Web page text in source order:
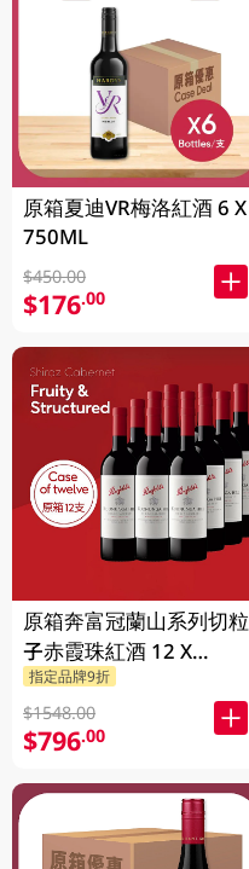
原箱夏迪VR梅洛紅酒 6 X
750ML
$450.00
$176.00
原箱奔富冠蘭山系列切粒
子赤霞珠紅酒 12 X
750ML
指定品牌9折
$1548.00
$796.00